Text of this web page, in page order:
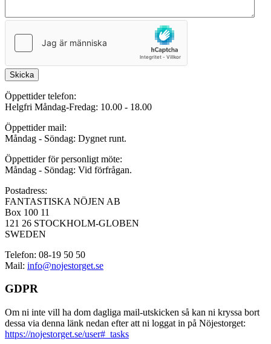
Skicka
Öppettider telefon:
Helgfri Måndag-Fredag: 10.00 - 18.00
Öppettider mail:
Måndag - Söndag: Dygnet runt.
Öppettider för personligt möte:
Måndag - Söndag: Vid förfrågan.
Postadress:
FANTASTISKA NÖJEN AB
Box 100 11
121 26 STOCKHOLM-GLOBEN
SWEDEN
Telefon: 08-19 50 50
Mail: info@nojestorget.se
GDPR
Om ni inte vill ha dom dagliga mail-utskicken så kan ni kryssa bort
dessa via denna länk nedan efter att ni loggat in på Nöjestorget:
https://nojestorget.se/user#_tasks